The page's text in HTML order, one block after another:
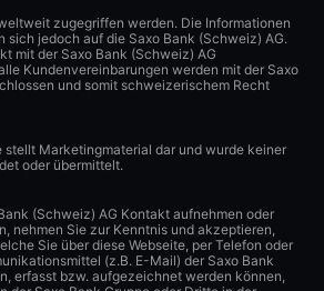
zugegriffen werden. Die Informationen
sich jedoch auf die Saxo Bank (Schweiz) AG.
mit der Saxo Bank (Schweiz) AG
Kundenvereinbarungen werden mit der Saxo
und somit schweizerischem Recht
stellt Marketingmaterial dar und wurde keiner
oder übermittelt.
(Schweiz) AG Kontakt aufnehmen oder
nehmen Sie zur Kenntnis und akzeptieren,
Sie über diese Webseite, per Telefon oder
(z.B. E-Mail) der Saxo Bank
erfasst bzw. aufgezeichnet werden können,